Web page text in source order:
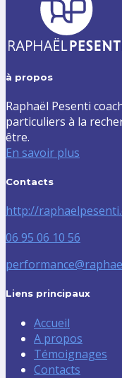
à propos
Raphaël Pesenti
particuliers à la
être.
En savoir plus
Contacts
http://
06 95 06 10 56
Liens principaux
Accueil
A propos
Témoignages
Contacts